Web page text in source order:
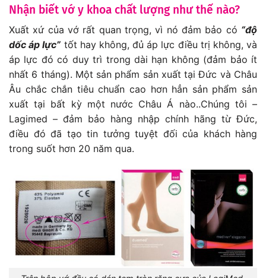
Nhận biết vớ y khoa chất lượng như thế nào?
Xuất xứ của vớ rất quan trọng, vì nó đảm bảo có “độ
dốc áp lực” tốt hay không, đủ áp lực điều trị không, và
áp lực đó có duy trì trong dài hạn không (đảm bảo ít
nhất 6 tháng). Một sản phẩm sản xuất tại Đức và Châu
Âu chắc chắn tiêu chuẩn cao hơn hẳn sản phẩm sản
xuất tại bất kỳ một nước Châu Á nào..Chúng tôi –
Lagimed – đảm bảo hàng nhập chính hãng từ Đức,
điều đó đã tạo tin tưởng tuyệt đối của khách hàng
trong suốt hơn 20 năm qua.